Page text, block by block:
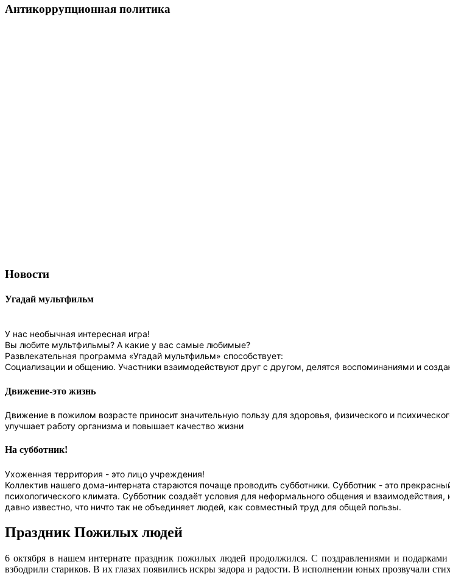
Антикоррупционная политика
Новости
Угадай мультфильм
У нас необычная интересная игра!
Вы любите мультфильмы? А какие у вас самые любимые?
Развлекательная программа «Угадай мультфильм» способствует:
Социализации и общению. Участники взаимодействуют друг с другом, делятся воспоминаниями и
Движение-это жизнь
Движение в пожилом возрасте приносит значительную пользу для здоровья, физического и
улучшает работу организма и повышает качество жизни
На субботник!
Ухоженная территория - это лицо учреждения!
Коллектив нашего дома-интерната стараются почаще проводить субботники. Субботник - это
психологического климата. Субботник создаёт условия для неформального общения и
давно известно, что ничто так не объединяет людей, как совместный труд для общей пользы.
Праздник Пожилых людей
6 октября в нашем интернате праздник пожилых людей продолжился. С поздравлениями и
взбодрили стариков. В их глазах появились искры задора и радости. В исполнении юных прозвучали